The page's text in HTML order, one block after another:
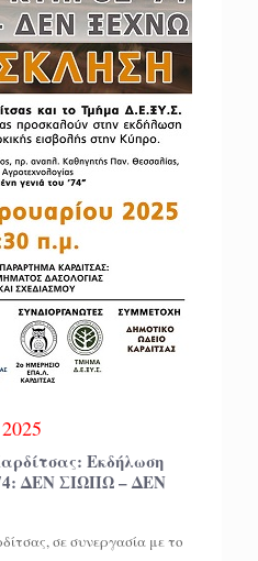
Εκδήλωση
ΔΕΝ ΣΙΩΠΩ – ΔΕΝ
σε συνεργασία με το